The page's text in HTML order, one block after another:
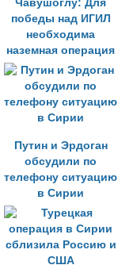
Чавушоглу: Для
победы над ИГИЛ
необходима
наземная операция
Путин и Эрдоган
обсудили по
телефону ситуацию
в Сирии